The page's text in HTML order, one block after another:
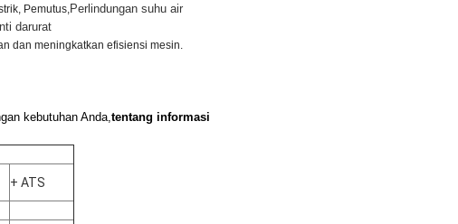
Pemutus, Perlindungan suhu air
darurat
dan meningkatkan efisiensi mesin.
kebutuhan Anda, tentang informasi
+ ATS